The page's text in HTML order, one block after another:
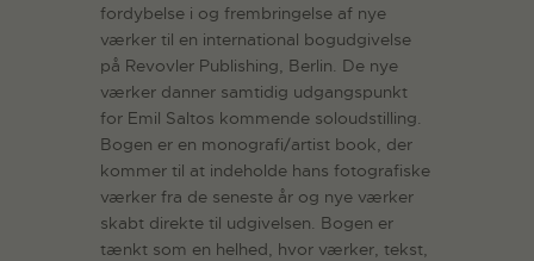
fordybelse i og frembringelse af nye
værker til en international bogudgivelse
på Revovler Publishing, Berlin. De nye
værker danner samtidig udgangspunkt
for Emil Saltos kommende soloudstilling.
Bogen er en monografi/artist book, der
kommer til at indeholde hans fotografiske
værker fra de seneste år og nye værker
skabt direkte til udgivelsen. Bogen er
tænkt som en helhed, hvor værker, tekst,